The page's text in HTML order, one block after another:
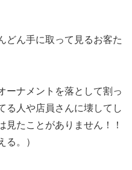
どん手に取って見るお客た
ーナメントを落として割っ
る人や店員さんに壊してし
見たことがありません！！
る。）